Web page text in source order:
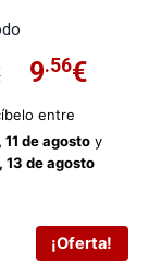
El
precio
original
11.95€.
9.56€El
actual
9.56€.
entre
de agostoy
13 de agosto
¡Oferta!